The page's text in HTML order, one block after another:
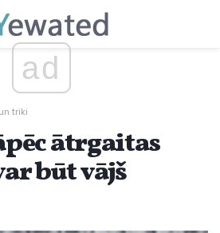
ad
triki
ātrgaitas
būt vājš